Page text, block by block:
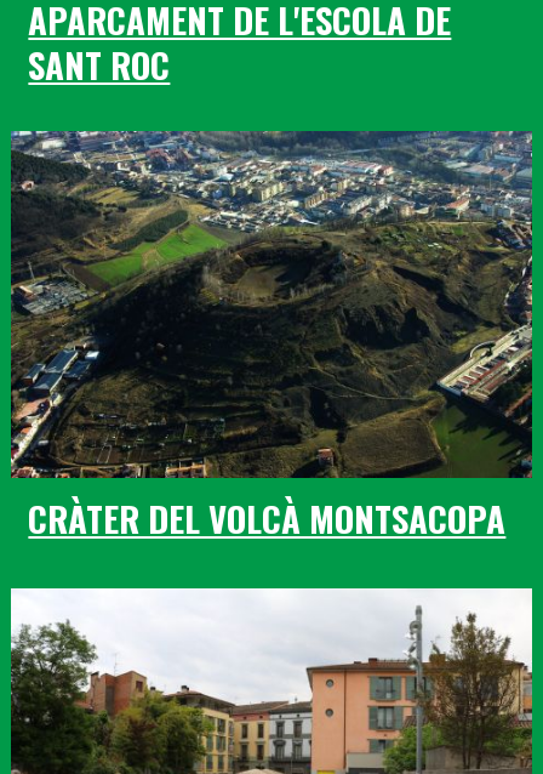
APARCAMENT DE L'ESCOLA DE
SANT ROC
CRÀTER DEL VOLCÀ MONTSACOPA